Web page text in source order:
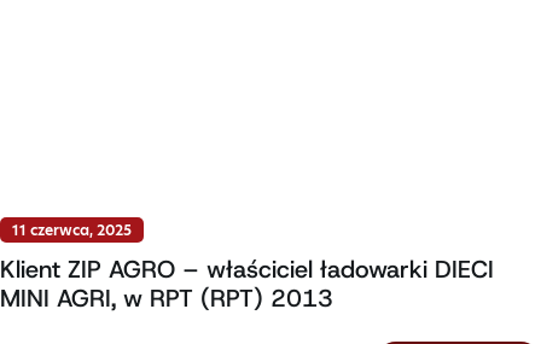
11 czerwca, 2025
Klient ZIP AGRO – właściciel ładowarki DIECI
MINI AGRI, w RPT (RPT) 2013